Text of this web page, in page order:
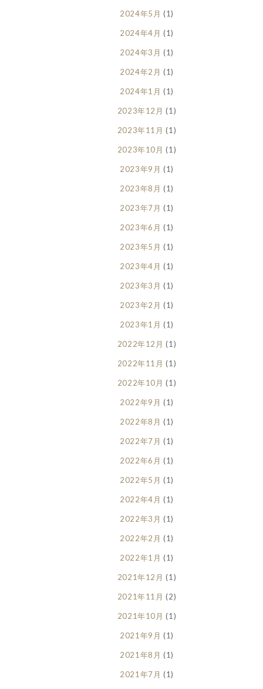
2024年5月 (1)
2024年4月 (1)
2024年3月 (1)
2024年2月 (1)
2024年1月 (1)
2023年12月 (1)
2023年11月 (1)
2023年10月 (1)
2023年9月 (1)
2023年8月 (1)
2023年7月 (1)
2023年6月 (1)
2023年5月 (1)
2023年4月 (1)
2023年3月 (1)
2023年2月 (1)
2023年1月 (1)
2022年12月 (1)
2022年11月 (1)
2022年10月 (1)
2022年9月 (1)
2022年8月 (1)
2022年7月 (1)
2022年6月 (1)
2022年5月 (1)
2022年4月 (1)
2022年3月 (1)
2022年2月 (1)
2022年1月 (1)
2021年12月 (1)
2021年11月 (2)
2021年10月 (1)
2021年9月 (1)
2021年8月 (1)
2021年7月 (1)